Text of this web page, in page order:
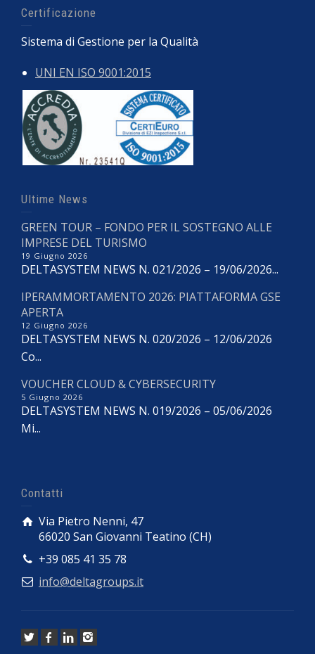
Certificazione
Sistema di Gestione per la Qualità
UNI EN ISO 9001:2015
Ultime News
GREEN TOUR – FONDO PER IL SOSTEGNO ALLE
IMPRESE DEL TURISMO
19 Giugno 2026
DELTASYSTEM NEWS N. 021/2026 – 19/06/2026...
IPERAMMORTAMENTO 2026: PIATTAFORMA GSE
APERTA
12 Giugno 2026
DELTASYSTEM NEWS N. 020/2026 – 12/06/2026
Co...
VOUCHER CLOUD & CYBERSECURITY
5 Giugno 2026
DELTASYSTEM NEWS N. 019/2026 – 05/06/2026
Mi...
Contatti
Via Pietro Nenni, 47
66020 San Giovanni Teatino (CH)
+39 085 41 35 78
info@deltagroups.it